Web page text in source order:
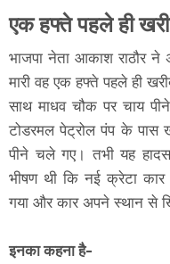
एक हफ्ते पहले ही
भाजपा नेता आकाश राठौर
मारी वह एक हफ्ते पहले ही
साथ माधव चौक पर चाय
टोडरमल पेट्रोल पंप के
पीने चले गए। तभी यह
भीषण थी कि नई क्रेटा कार
गया और कार अपने स्थान से
इनका कहना है-